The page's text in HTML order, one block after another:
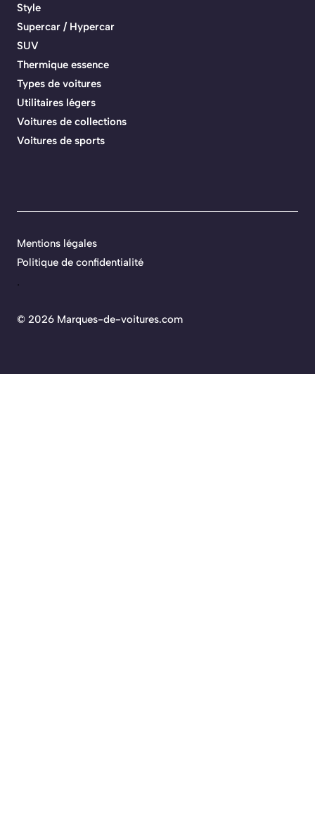
Style
Supercar / Hypercar
SUV
Thermique essence
Types de voitures
Utilitaires légers
Voitures de collections
Voitures de sports
© 2026 Marques-de-voitures.com
.
Mentions légales
Politique de confidentialité